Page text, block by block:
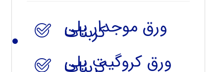
ورق موجدار پلی
کربنات
ورق کروگیت پلی